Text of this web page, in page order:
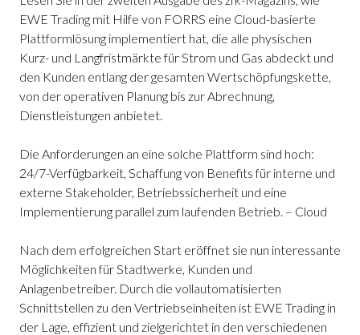
EWE Trading mit Hilfe von FORRS eine Cloud-basierte
Plattformlösung implementiert hat, die alle physischen
Kurz- und Langfristmärkte für Strom und Gas abdeckt und
den Kunden entlang der gesamten Wertschöpfungskette,
von der operativen Planung bis zur Abrechnung,
Dienstleistungen anbietet.
Die Anforderungen an eine solche Plattform sind hoch:
24/7-Verfügbarkeit, Schaffung von Benefits für interne und
externe Stakeholder, Betriebssicherheit und eine
Implementierung parallel zum laufenden Betrieb. – Cloud
Nach dem erfolgreichen Start eröffnet sie nun interessante
Möglichkeiten für Stadtwerke, Kunden und
Anlagenbetreiber. Durch die vollautomatisierten
Schnittstellen zu den Vertriebseinheiten ist EWE Trading in
der Lage, effizient und zielgerichtet in den verschiedenen